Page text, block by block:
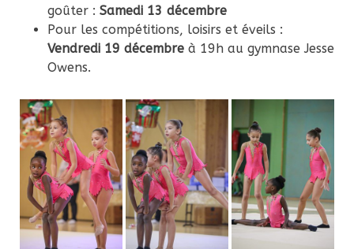
goûter : Samedi 13 décembre
Pour les compétitions, loisirs et éveils :
Vendredi 19 décembre à 19h au gymnase Jesse
Owens.